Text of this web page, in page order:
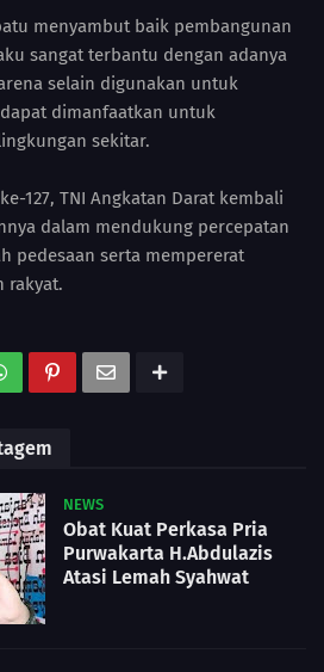
menyambut baik pembangunan
sangat terbantu dengan adanya
selain digunakan untuk
dimanfaatkan untuk
sekitar.
127, TNI Angkatan Darat kembali
dalam mendukung percepatan
pedesaan serta mempererat
rakyat.
NEWS
Obat Kuat Perkasa Pria
Purwakarta H.Abdulazis
Atasi Lemah Syahwat